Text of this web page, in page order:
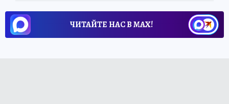
ЧИТАЙТЕ НАС В МАХ!